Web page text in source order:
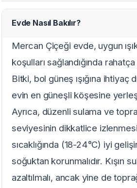
Evde Nasıl Bakılır?
Mercan Çiçeği evde, uygun
koşulları sağlandığında
Bitki, bol güneş ışığına ihtiyaç
evin en güneşli köşesine
Ayrıca, düzenli sulama ve
seviyesinin dikkatlice
sıcaklığında (18-24°C) iyi
soğuktan korunmalıdır. Kışın
azaltılmalı, ancak yine de